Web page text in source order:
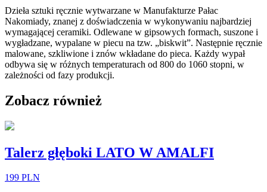
Dzieła sztuki ręcznie wytwarzane w Manufakturze Pałac
Nakomiady, znanej z doświadczenia w wykonywaniu najbardziej
wymagającej ceramiki. Odlewane w gipsowych formach, suszone i
wygładzane, wypalane w piecu na tzw. „biskwit”. Następnie ręcznie
malowane, szkliwione i znów wkładane do pieca. Każdy wypał
odbywa się w różnych temperaturach od 800 do 1060 stopni, w
zależności od fazy produkcji.
Zobacz również
Talerz głęboki LATO W AMALFI
199 PLN